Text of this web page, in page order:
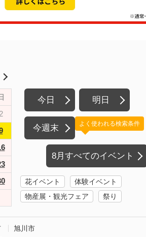
今日 明日
今週末
8月すべてのイベント
よく使われる検索条件
花イベント
体験イベント
物産展・観光フェア
祭り
旭川市